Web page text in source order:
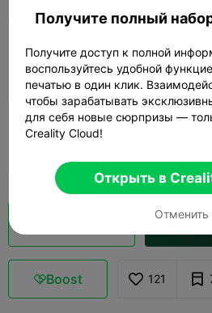
userstl
Print Settings Добавить
 Добавить
Boost 121
Получите полный
Получите доступ к полной
воспользуйтесь удобной
печатью в один клик.
чтобы зарабатывать
для себя новые сюрпризы —
Creality Cloud!
Открыть в
Отменить